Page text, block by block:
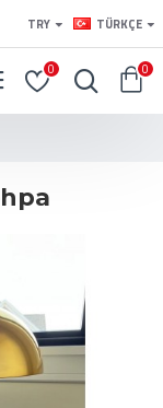
TRY TÜRKÇE
0 0